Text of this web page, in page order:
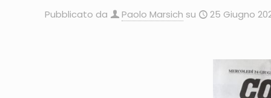
Pubblicato da Paolo Marsich su 25 Giugno